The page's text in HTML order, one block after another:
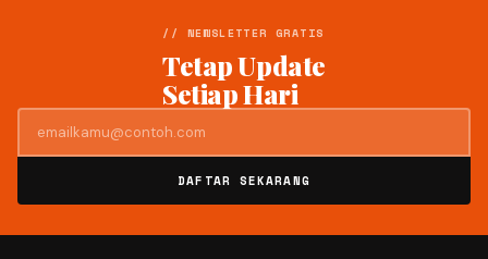
// NEWSLETTER GRATIS
Tetap Update
Setiap Hari
DAFTAR SEKARANG